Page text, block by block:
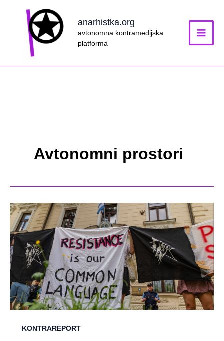
anarhistka.org
avtonomna kontramedijska
platforma
Avtonomni prostori
KONTRAREPORT